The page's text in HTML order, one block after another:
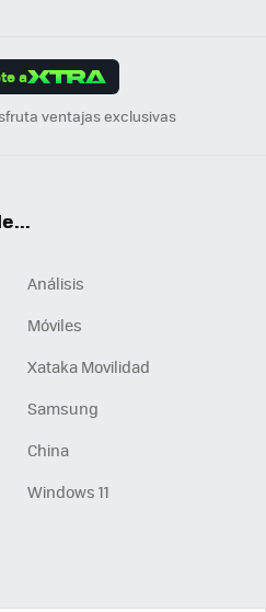
a
ventajas exclusivas
Análisis
Móviles
Xataka Movilidad
Samsung
China
Windows 11